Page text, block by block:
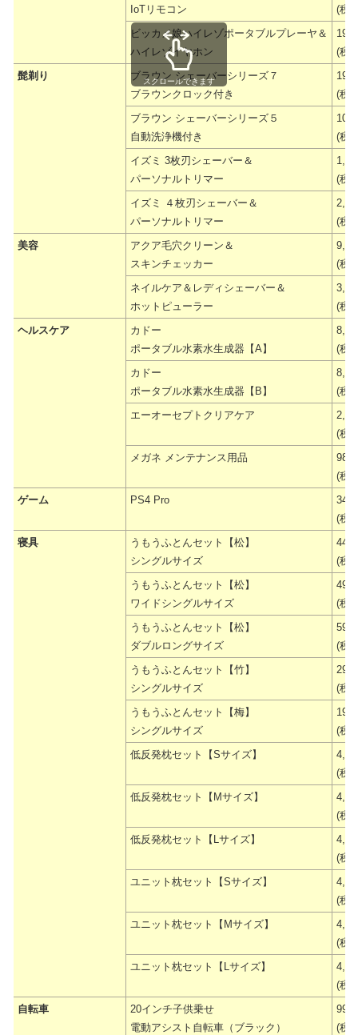
IoTリモコン
(税
ビッカメ娘ハイレゾポータブルプレーヤ＆
ハイレゾイヤホン
(税
髭剃り
ブラウン シェーバーシリーズ７
ブラウンクロック付き
(税
ブラウン シェーバーシリーズ５
自動洗浄機付き
(税
イズミ 3枚刃シェーバー＆
パーソナルトリマー
(税
イズミ ４枚刃シェーバー＆
パーソナルトリマー
(税
美容
アクア毛穴クリーン＆
スキンチェッカー
(税
ネイルケア＆レディシェーバー＆
ホットピューラー
(税
ヘルスケア
カドー
ポータブル水素水生成器【A】
(税
カドー
ポータブル水素水生成器【B】
(税
エーオーセプトクリアケア
(税
メガネ メンテナンス用品
980
(税
ゲーム
PS4 Pro
(税
寝具
うもうふとんセット【松】
シングルサイズ
(税
うもうふとんセット【松】
ワイドシングルサイズ
(税
うもうふとんセット【松】
ダブルロングサイズ
(税
うもうふとんセット【竹】
シングルサイズ
(税
うもうふとんセット【梅】
シングルサイズ
(税
低反発枕セット【Sサイズ】
(税
低反発枕セット【Mサイズ】
(税
低反発枕セット【Lサイズ】
(税
ユニット枕セット【Sサイズ】
(税
ユニット枕セット【Mサイズ】
(税
ユニット枕セット【Lサイズ】
(税
自転車
20インチ子供乗せ
電動アシスト自転車（ブラック）
(税
スクロールできます